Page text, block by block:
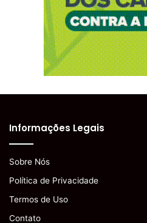
Informações Legais
Sobre Nós
Política de Privacidade
Termos de Uso
Contato